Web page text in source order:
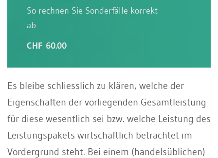
So rechnen Sie Sonderfälle korrekt
ab
CHF 60.00
Es bleibe schliesslich zu klären, welche der
Eigenschaften der vorliegenden Gesamtleistung
für diese wesentlich sei bzw. welche Leistung des
Leistungspakets wirtschaftlich betrachtet im
Vordergrund steht. Bei einem (handelsüblichen)